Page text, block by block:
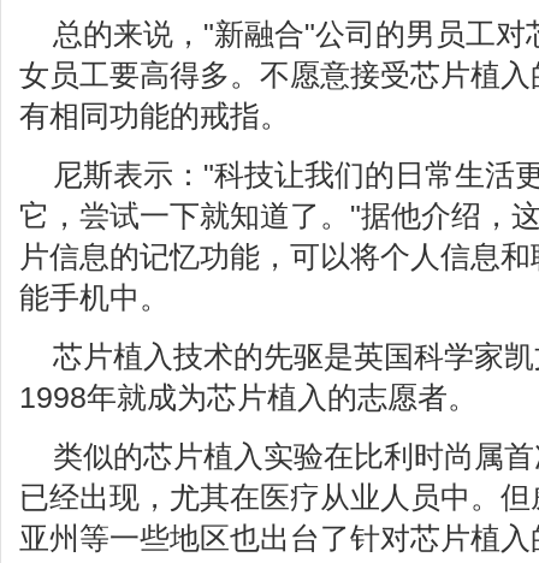
总的来说，"新融合"公司的男员工对
女员工要高得多。不愿意接受芯片植
有相同功能的戒指。
尼斯表示："科技让我们的日常生活
它，尝试一下就知道了。"据他介绍，
片信息的记忆功能，可以将个人信息
能手机中。
芯片植入技术的先驱是英国科学家
1998年就成为芯片植入的志愿者。
类似的芯片植入实验在比利时尚属
已经出现，尤其在医疗从业人员中。
亚州等一些地区也出台了针对芯片植